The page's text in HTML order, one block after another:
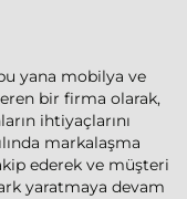
yana mobilya ve
bir firma olarak,
ihtiyaçlarını
markalaşma
ederek ve müşteri
yaratmaya devam